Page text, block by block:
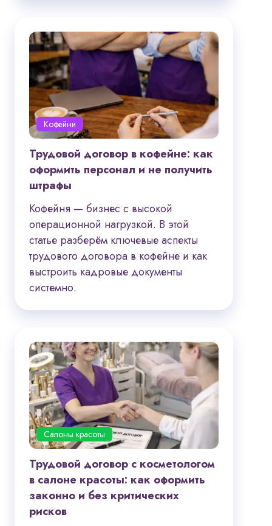
Кофейни
Трудовой договор в кофейне: как
оформить персонал и не получить
штрафы
Кофейня — бизнес с высокой
операционной нагрузкой. В этой
статье разберём ключевые аспекты
трудового договора в кофейне и как
выстроить кадровые документы
системно.
Салоны красоты
Трудовой договор с косметологом
в салоне красоты: как оформить
законно и без критических
рисков